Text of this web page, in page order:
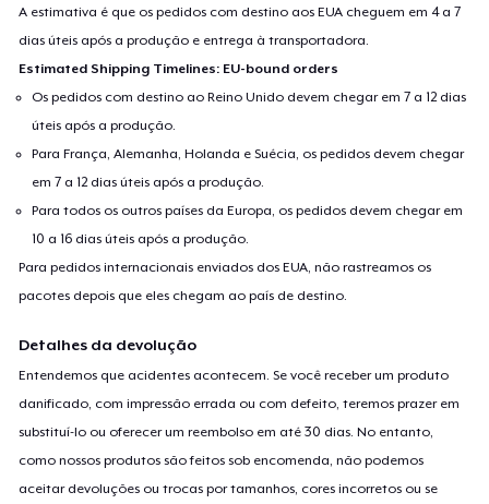
A estimativa é que os pedidos com destino aos EUA cheguem em 4 a 7
dias úteis após a produção e entrega à transportadora.
Estimated Shipping Timelines: EU-bound orders
Os pedidos com destino ao Reino Unido devem chegar em 7 a 12 dias
úteis após a produção.
Para França, Alemanha, Holanda e Suécia, os pedidos devem chegar
em 7 a 12 dias úteis após a produção.
Para todos os outros países da Europa, os pedidos devem chegar em
10 a 16 dias úteis após a produção.
Para pedidos internacionais enviados dos EUA, não rastreamos os
pacotes depois que eles chegam ao país de destino.
Detalhes da devolução
Entendemos que acidentes acontecem. Se você receber um produto
danificado, com impressão errada ou com defeito, teremos prazer em
substituí-lo ou oferecer um reembolso em até 30 dias. No entanto,
como nossos produtos são feitos sob encomenda, não podemos
aceitar devoluções ou trocas por tamanhos, cores incorretos ou se